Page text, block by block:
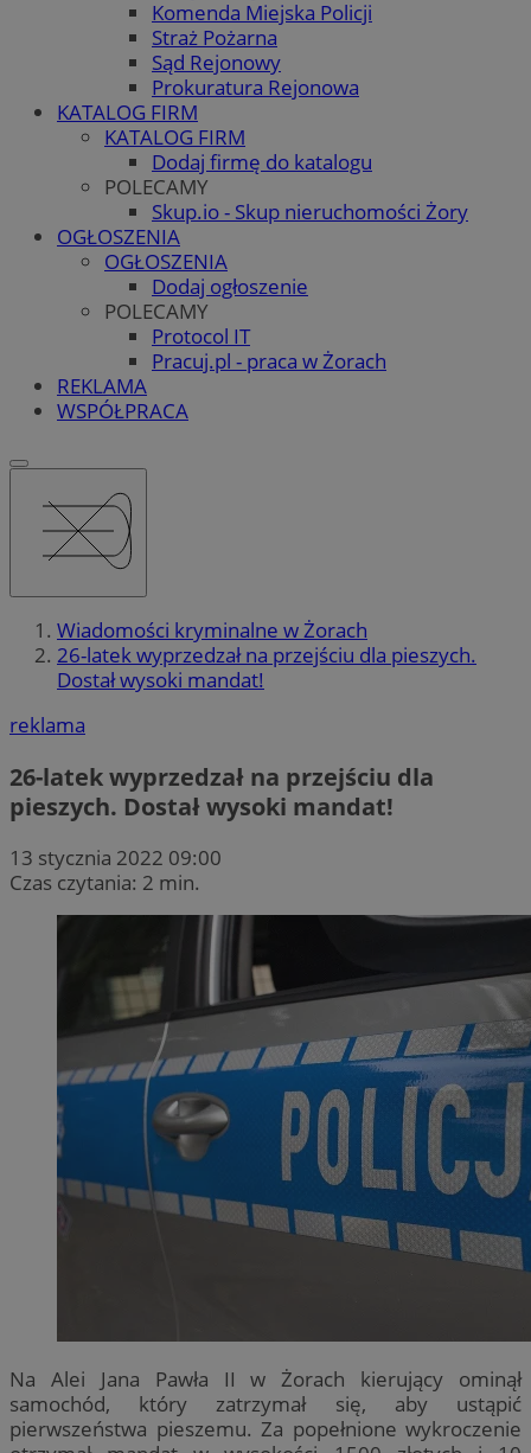
Komenda Miejska Policji
Straż Pożarna
Sąd Rejonowy
Prokuratura Rejonowa
KATALOG FIRM
KATALOG FIRM
Dodaj firmę do katalogu
POLECAMY
Skup.io - Skup nieruchomości Żory
OGŁOSZENIA
OGŁOSZENIA
Dodaj ogłoszenie
POLECAMY
Protocol IT
Pracuj.pl - praca w Żorach
REKLAMA
WSPÓŁPRACA
Wiadomości kryminalne w Żorach
26-latek wyprzedzał na przejściu dla pieszych.
Dostał wysoki mandat!
reklama
26-latek wyprzedzał na przejściu dla
pieszych. Dostał wysoki mandat!
13 stycznia 2022 09:00
Czas czytania: 2 min.
Na Alei Jana Pawła II w Żorach kierujący ominął
samochód, który zatrzymał się, aby ustąpić
pierwszeństwa pieszemu. Za popełnione wykroczenie